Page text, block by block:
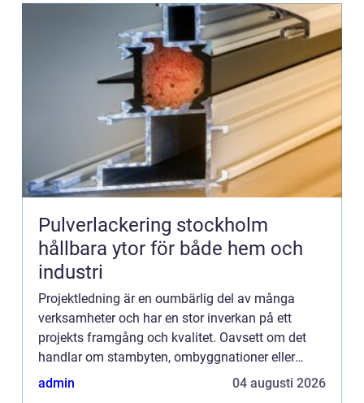
Pulverlackering stockholm
hållbara ytor för både hem och
industri
Projektledning är en oumbärlig del av många
verksamheter och har en stor inverkan på ett
projekts framgång och kvalitet. Oavsett om det
handlar om stambyten, ombyggnationer eller
mindre förändringar, står e...
admin 04 augusti 2026